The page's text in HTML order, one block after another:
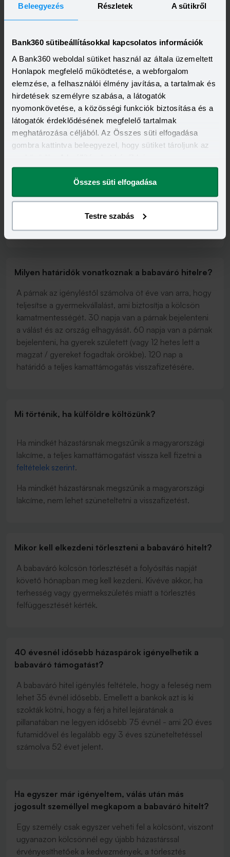
Beleegyezés Részletek A sütikről
Bank360 sütibeállításokkal kapcsolatos információk
A Bank360 weboldal sütiket használ az általa üzemeltett
Honlapok megfelelő működtetése, a webforgalom
elemzése, a felhasználói élmény javítása, a tartalmak és
hirdetések személyre szabása, a látogatók
nyomonkövetése, a közösségi funkciók biztosítása és a
látogatók érdeklődésének megfelelő tartalmak
meghatározása céljából. Az Összes süti elfogadása
gombra kattintva beleegyezel, hogy sütiket tároljunk az
megváltoztathatod.
Összes süti elfogadása
Testre szabás
Hazai tb-jogosultság a
Nappali tagozatos tanulmányi jogviszony
Külföldi tb-jogviszony csak akkor számítható be,
ha magyar állampolgár az igénylő.
A különböző társadalombiztosítási jogviszonyok között
felsőoktatási nappali tagozatos jogviszony, mely után 6
hónap telhet el a következő TB-biztosított
A jogviszonyok összeadhatók, de nem lehet az egyes
Milyen határidők vonatkoznak a babaváró hitelre?
A párnak az igényléstől számolva öt éve van arra, hogy
teljesítse a gyermekvállalást, ami biztosítja a kölcsön
kamatmentességét. 30 napja van a párnak bejelenteni
a válást és az ország elhagyását. 60 napja van a párnak
bejelenteni, ha gyerek született (vagy 12 hetes lett a
magzat / gyereket fogadtak örökbe). 120 nap a
határidő a teljes kamattámogatás visszafizetésére.
Mi történik, ha külföldre költözünk?
Ha mindkét házastársnak megszűnik a magyarországi
lakcíme, a teljes kamattámogatást vissza kell fizetni a
feltételek szerint.
Ha mindkét házastársnak megszűnik a magyarországi
lakcíme, nem lehet szüneteltetni a visszafizetést.
Mikor kell elkezdeni törleszteni a babaváró hitelt?
A babaváró kölcsön törlesztését a folyósítás napját
követő hónapban meg kell kezdeni. Kivéve akkor, ha
terhesség vagy gyermekszületés miatt a törlesztés
felfüggesztését kérték.
40 évesnél idősebb házaspárok igényelhetik a
babaváró támogatást?
A babaváró hitel igénylés feltétele, hogy a feleség nem
lehet 35 évnél idősebb. Emellett a bankok azt is ki
szokták kötni, hogy a férj a hitel lejáratának a
pillanatában ne legyen idősebb 75 évnél - ami 20 éves
futamidővel és legalább egy 3 éves szüneteltetéssel
számolva 52 évet jelent.
Ha egyszer már igényeltem, válás után más
jogosult személlyel megkapom a babaváró hitelt?
Egy személy csak egyszer veheti fel a kölcsönt, viszont
ugyanazon kölcsönnél egy újabb házastárssal
érvényesíthetőek a kedvezmények, a törlesztés